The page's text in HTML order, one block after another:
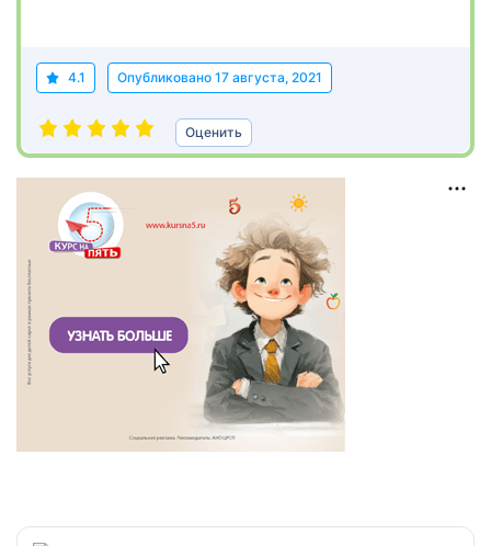
4.1 Опубликовано 17 августа, 2021
Оценить